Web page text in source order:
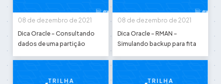
08 de dezembro de 2021
Dica Oracle - Consultando
dados de uma partição
08 de dezembro de 2021
Dica Oracle - RMAN -
Simulando backup para fita